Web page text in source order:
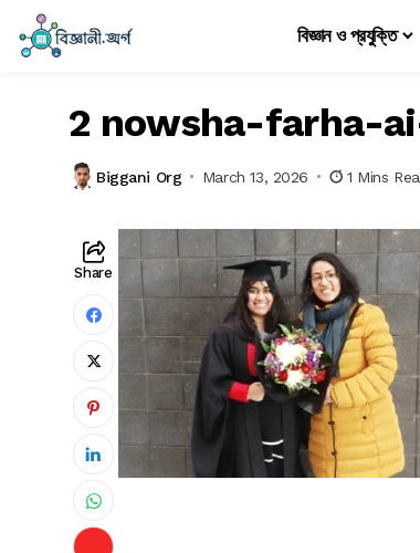
বিজ্ঞান ও প্রযুক্তি
2 nowsha-farha-
Biggani Org March 13, 2026 1 Mins
Share